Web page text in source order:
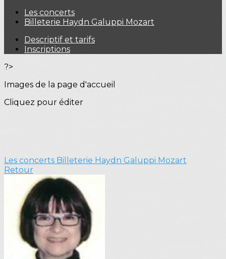
Les concerts
Billeterie Haydn Galuppi Mozart
Descriptif et tarifs
Inscriptions
?>
Images de la page d'accueil
Cliquez pour éditer
Les concerts Billeterie Haydn Galuppi Mozart
Retour